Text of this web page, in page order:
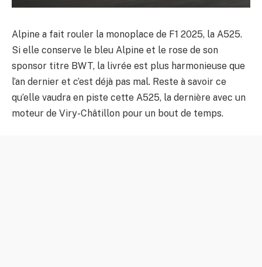
Alpine a fait rouler la monoplace de F1 2025, la A525.
Si elle conserve le bleu Alpine et le rose de son
sponsor titre BWT, la livrée est plus harmonieuse que
l’an dernier et c’est déjà pas mal. Reste à savoir ce
qu’elle vaudra en piste cette A525, la dernière avec un
moteur de Viry-Châtillon pour un bout de temps.